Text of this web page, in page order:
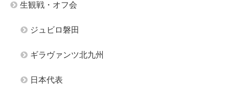
生観戦・オフ会
ジュビロ磐田
ギラヴァンツ北九州
日本代表